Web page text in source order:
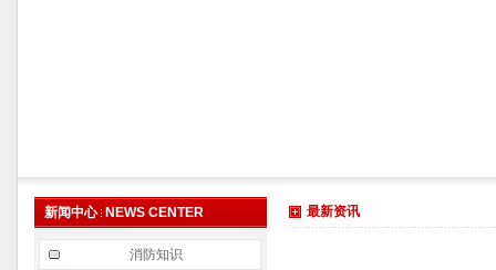
新闻中心 NEWS CENTER
消防知识
最新资讯